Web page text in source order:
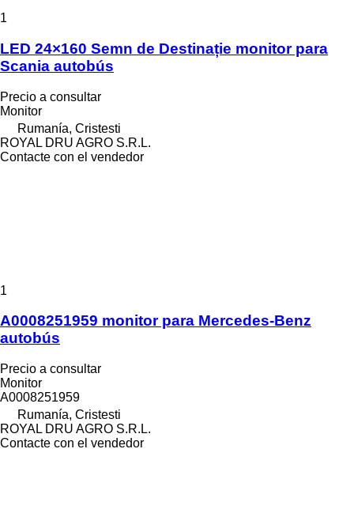
1
LED 24×160 Semn de Destinație monitor para
Scania autobús
Precio a consultar
Monitor
Rumanía, Cristesti
ROYAL DRU AGRO S.R.L.
Contacte con el vendedor
1
A0008251959 monitor para Mercedes-Benz
autobús
Precio a consultar
Monitor
A0008251959
Rumanía, Cristesti
ROYAL DRU AGRO S.R.L.
Contacte con el vendedor